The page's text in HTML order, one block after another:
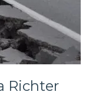
Richter